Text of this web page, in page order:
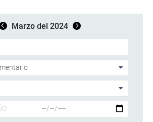
Marzo del 2024